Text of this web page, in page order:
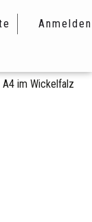
Anmelden
im Wickelfalz